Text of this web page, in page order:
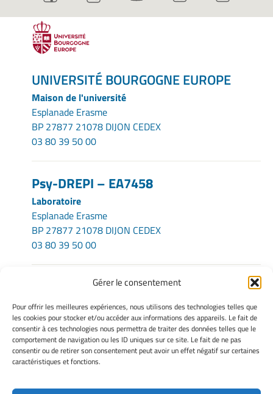
Gérer le consentement
Pour offrir les meilleures expériences, nous utilisons des technologies telles que
les cookies pour stocker et/ou accéder aux informations des appareils. Le fait de
consentir à ces technologies nous permettra de traiter des données telles que le
comportement de navigation ou les ID uniques sur ce site. Le fait de ne pas
consentir ou de retirer son consentement peut avoir un effet négatif sur certaines
caractéristiques et fonctions.
UNIVERSITÉ BOURGOGNE EUROPE
Maison de l'université
Esplanade Erasme
BP 27877 21078 DIJON CEDEX
03 80 39 50 00
Psy-DREPI – EA7458
Laboratoire
Esplanade Erasme
BP 27877 21078 DIJON CEDEX
03 80 39 50 00
INFORMATIONS LÉGALES
Mentions légales
Gérer mes cookies
Politique de cookies
Déclaration de confidentialité